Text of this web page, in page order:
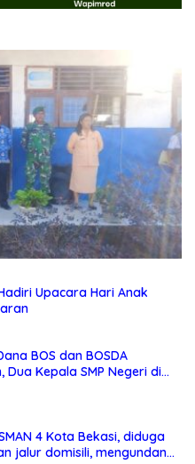
Upacara Hari Anak
BOS dan BOSDA
Dua Kepala SMP Negeri di
4 Kota Bekasi, diduga
jalur domisili, mengundang